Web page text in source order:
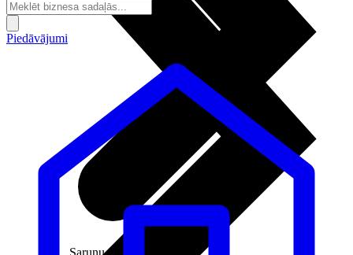
Sarunu pieslēgumi
Piedāvājumi